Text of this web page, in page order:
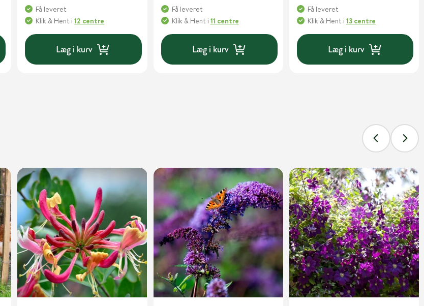
Få leveret
Klik & Hent i12 centre
Læg i kurv
Få leveret
Klik & Hent i 11 centre
Læg i kurv
Få leveret
Klik & Hent i 13 centre
Læg i kurv